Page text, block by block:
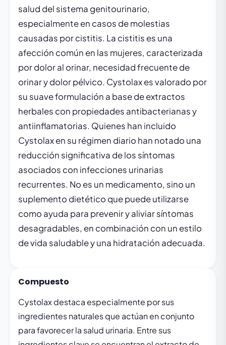
salud del sistema genitourinario,
especialmente en casos de molestias
causadas por cistitis. La cistitis es una
afección común en las mujeres, caracterizada
por dolor al orinar, necesidad frecuente de
orinar y dolor pélvico. Cystolax es valorado por
su suave formulación a base de extractos
herbales con propiedades antibacterianas y
antiinflamatorias. Quienes han incluido
Cystolax en su régimen diario han notado una
reducción significativa de los síntomas
asociados con infecciones urinarias
recurrentes. No es un medicamento, sino un
suplemento dietético que puede utilizarse
como ayuda para prevenir y aliviar síntomas
desagradables, en combinación con un estilo
de vida saludable y una hidratación adecuada.
Compuesto
Cystolax destaca especialmente por sus
ingredientes naturales que actúan en conjunto
para favorecer la salud urinaria. Entre sus